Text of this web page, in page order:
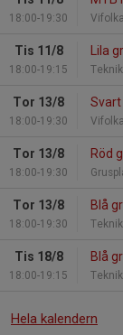
18:00-19:30
Tis 11/8
18:00-19:15
Lila
Tor 13/8
18:00-19:30
Svart
Tor 13/8
18:00-19:30
Röd
Tor 13/8
18:00-19:30
Blå
Tis 18/8
18:00-19:15
Blå
Hela kalendern